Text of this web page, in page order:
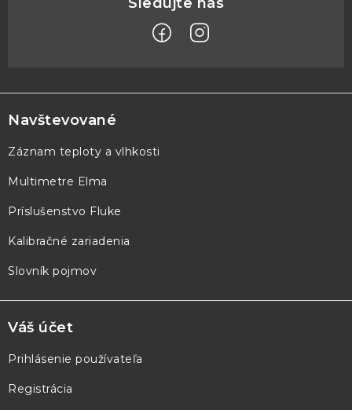
á
p
ä
e
Navštevované
Záznam teploty a vlhkosti
Multimetre Elma
Príslušenstvo Fluke
Kalibračné zariadenia
Slovník pojmov
Váš účet
Prihlásenie používateľa
Registrácia